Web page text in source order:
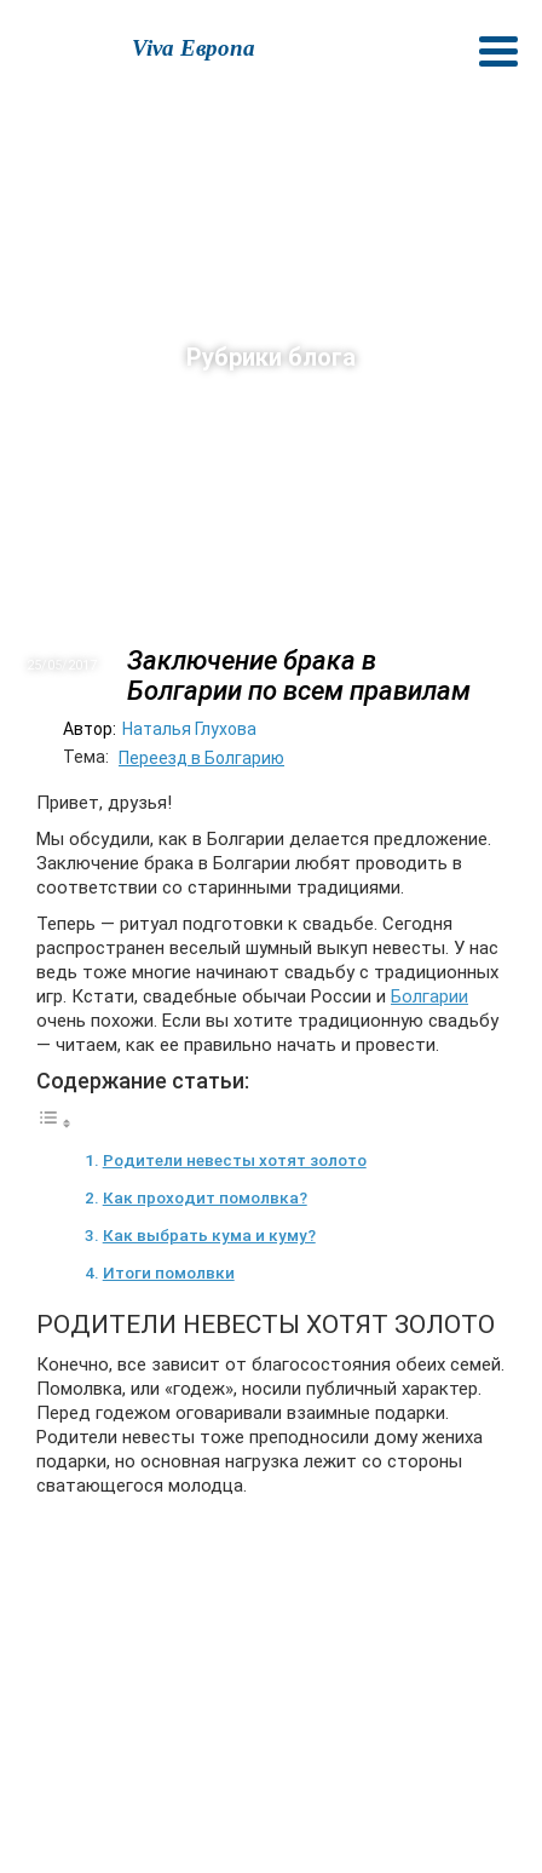
Viva Европа
Рубрики блога
Заключение брака в
Болгарии по всем правилам
Автор: Наталья Глухова
Тема:
Переезд в Болгарию
Привет, друзья!
Мы обсудили, как в Болгарии делается предложение.
Заключение брака в Болгарии любят проводить в
соответствии со старинными традициями.
Теперь — ритуал подготовки к свадьбе. Сегодня
распространен веселый шумный выкуп невесты. У нас
ведь тоже многие начинают свадьбу с традиционных
игр. Кстати, свадебные обычаи России и Болгарии
очень похожи. Если вы хотите традиционную свадьбу
— читаем, как ее правильно начать и провести.
Содержание статьи:
Родители невесты хотят золото
Как проходит помолвка?
Как выбрать кума и куму?
Итоги помолвки
РОДИТЕЛИ НЕВЕСТЫ ХОТЯТ ЗОЛОТО
Конечно, все зависит от благосостояния обеих семей.
Помолвка, или «годеж», носили публичный характер.
Перед годежом оговаривали взаимные подарки.
Родители невесты тоже преподносили дому жениха
подарки, но основная нагрузка лежит со стороны
сватающегося молодца.